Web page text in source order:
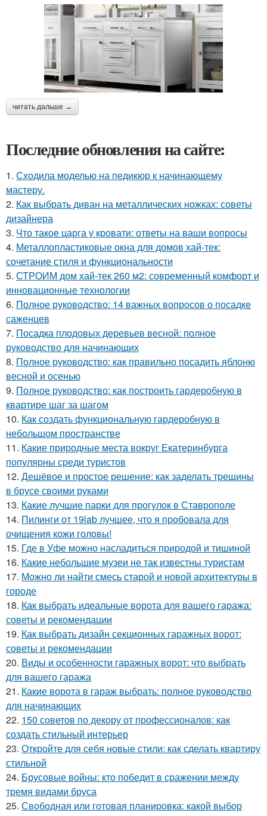
читать дальше →
Последние обновления на сайте:
1. Сходила моделью на педикюр к начинающему
мастеру.
2. Как выбрать диван на металлических ножках: советы
дизайнера
3. Что такое царга у кровати: ответы на ваши вопросы
4. Металлопластиковые окна для домов хай-тек:
сочетание стиля и функциональности
5. СТРОИМ дом хай-тек 260 м2: современный комфорт и
инновационные технологии
6. Полное руководство: 14 важных вопросов о посадке
саженцев
7. Посадка плодовых деревьев весной: полное
руководство для начинающих
8. Полное руководство: как правильно посадить яблоню
весной и осенью
9. Полное руководство: как построить гардеробную в
квартире шаг за шагом
10. Как создать функциональную гардеробную в
небольшом пространстве
11. Какие природные места вокруг Екатеринбурга
популярны среди туристов
12. Дешёвое и простое решение: как заделать трещины
в брусе своими руками
13. Какие лучшие парки для прогулок в Ставрополе
14. Пилинги от 19lab лучшее, что я пробовала для
очищения кожи головы!
15. Где в Уфе можно насладиться природой и тишиной
16. Какие небольшие музеи не так известны туристам
17. Можно ли найти смесь старой и новой архитектуры в
городе
18. Как выбрать идеальные ворота для вашего гаража:
советы и рекомендации
19. Как выбрать дизайн секционных гаражных ворот:
советы и рекомендации
20. Виды и особенности гаражных ворот: что выбрать
для вашего гаража
21. Какие ворота в гараж выбрать: полное руководство
для начинающих
22. 150 советов по декору от профессионалов: как
создать стильный интерьер
23. Откройте для себя новые стили: как сделать квартиру
стильной
24. Брусовые войны: кто победит в сражении между
тремя видами бруса
25. Свободная или готовая планировка: какой выбор